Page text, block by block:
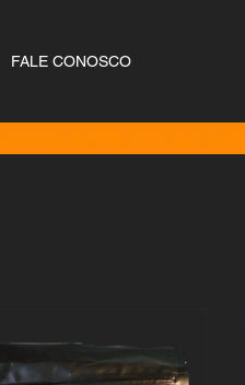
FALE CONOSCO